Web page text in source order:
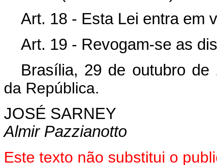
Art. 18 - Esta Lei entra em
Art. 19 - Revogam-se as
Brasília, 29 de outubro
da República.
JOSÉ SARNEY
Almir Pazzianotto
Este texto não substitui o